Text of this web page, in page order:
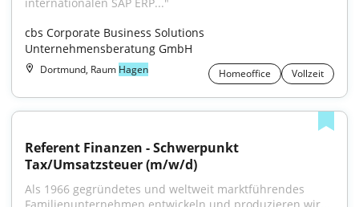
cbs Corporate Business Solutions
Unternehmensberatung GmbH
Dortmund, Raum Hagen Homeoffice Vollzeit
Referent Finanzen - Schwerpunkt
Tax/Umsatzsteuer (m/w/d)
Als 1966 gegründetes und weltweit marktführendes